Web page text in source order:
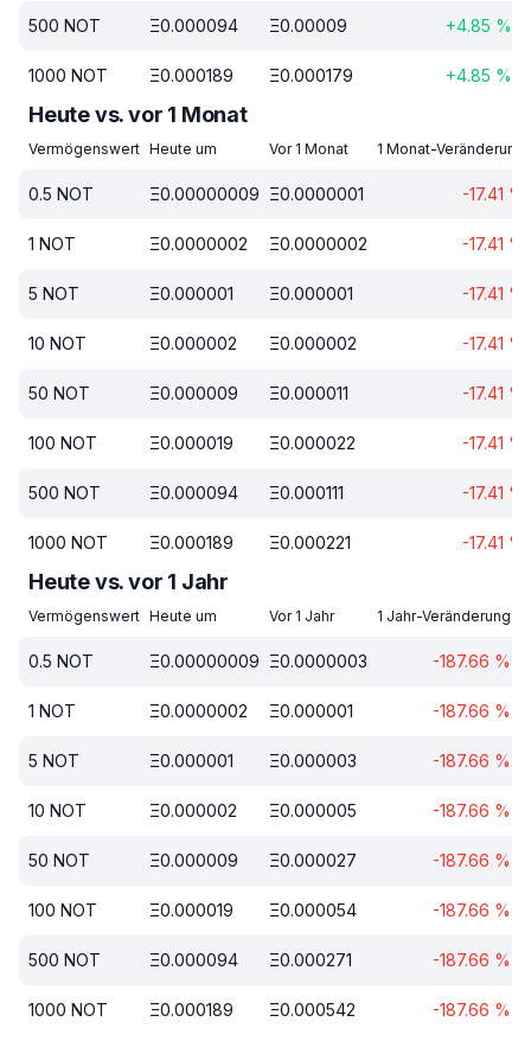
500 NOT Ξ0.000094 Ξ0.00009 +4.85 %
1000 NOT Ξ0.000189 Ξ0.000179 +4.85 %
Heute vs. vor 1 Monat
Vermögenswert Heute um Vor 1 Monat 1 Monat-Veränderung
0.5 NOT Ξ0.00000009 Ξ0.0000001 -17.41 %
1 NOT Ξ0.0000002 Ξ0.0000002 -17.41 %
5 NOT Ξ0.000001 Ξ0.000001 -17.41 %
10 NOT Ξ0.000002 Ξ0.000002 -17.41 %
50 NOT Ξ0.000009 Ξ0.000011 -17.41 %
100 NOT Ξ0.000019 Ξ0.000022 -17.41 %
500 NOT Ξ0.000094 Ξ0.000111 -17.41 %
1000 NOT Ξ0.000189 Ξ0.000221 -17.41 %
Heute vs. vor 1 Jahr
Vermögenswert Heute um Vor 1 Jahr 1 Jahr-Veränderung
0.5 NOT Ξ0.00000009 Ξ0.0000003 -187.66 %
1 NOT Ξ0.0000002 Ξ0.000001 -187.66 %
5 NOT Ξ0.000001 Ξ0.000003 -187.66 %
10 NOT Ξ0.000002 Ξ0.000005 -187.66 %
50 NOT Ξ0.000009 Ξ0.000027 -187.66 %
100 NOT Ξ0.000019 Ξ0.000054 -187.66 %
500 NOT Ξ0.000094 Ξ0.000271 -187.66 %
1000 NOT Ξ0.000189 Ξ0.000542 -187.66 %